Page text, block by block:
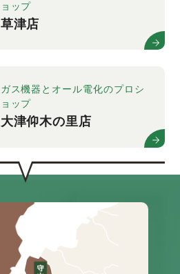
ョップ
草津店
ガス機器とオール電化のプロシ
ョップ
大津仰木の里店